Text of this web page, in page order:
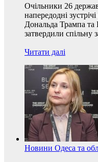
Очільники 26
напередодні
Дональда Трампа та
затвердили спільну
Читати далі
Новини Одеса та